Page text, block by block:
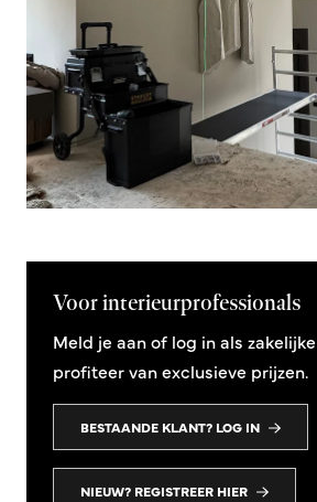
Voor interieurprofessionals
Meld je aan of log in als
profiteer van exclusieve prijzen.
BESTAANDE KLANT? LOG IN
NIEUW? REGISTREER HIER